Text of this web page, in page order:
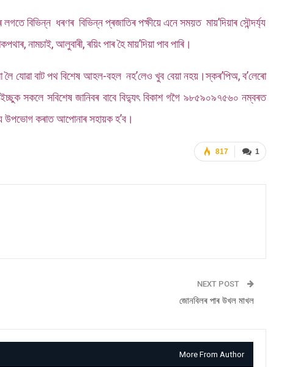
বিভিন্ন ধৰণৰ বিভিন্ন প্ৰজাতিৰ পক্ষীয়ে এনে সময়ত মায়’দিয়াৰ সৌন্দৰ্য্য
নামচাই, আলুবাৰী, ৰয়িং পাৰ হৈ মায়’দিয়া পাব পাৰি।
লৈ যোৱা বাট পথ বিশেষ আহল-বহল নহ’লেও খুব বেয়া নহয়।স্কৰ’পিঅ, ব’লেৰো
সকলে সবিশেষ জানিবৰ বাবে বিদ্যুৎ বিকাশ গগৈ ৯৮৫৯০৯৭৫৬০ নম্বৰত
উপভোগ কৰাত আপোনাৰ সহায়ক হ’ব।
1
817
NEXT POST
জোনবিলৰ পাৰ উখল মাখল
More From Author